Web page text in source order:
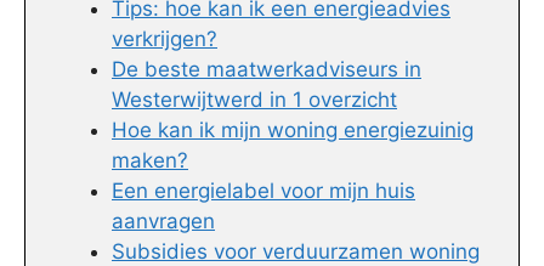
Tips: hoe kan ik een energieadvies
verkrijgen?
De beste maatwerkadviseurs in
Westerwijtwerd in 1 overzicht
Hoe kan ik mijn woning energiezuinig
maken?
Een energielabel voor mijn huis
aanvragen
Subsidies voor verduurzamen woning